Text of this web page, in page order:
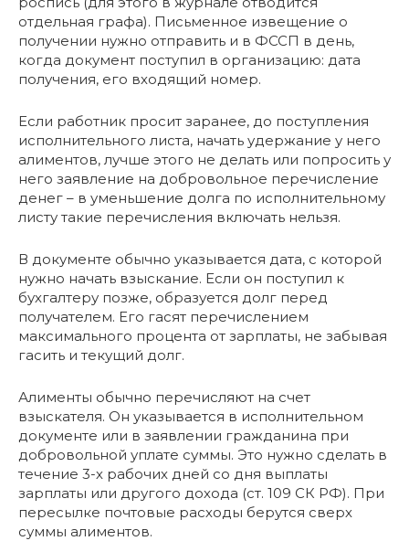
отдельная графа). Письменное извещение о
получении нужно отправить и в ФССП в день,
когда документ поступил в организацию: дата
получения, его входящий номер.
Если работник просит заранее, до поступления
исполнительного листа, начать удержание у него
алиментов, лучше этого не делать или попросить у
него заявление на добровольное перечисление
денег – в уменьшение долга по исполнительному
листу такие перечисления включать нельзя.
В документе обычно указывается дата, с которой
нужно начать взыскание. Если он поступил к
бухгалтеру позже, образуется долг перед
получателем. Его гасят перечислением
максимального процента от зарплаты, не забывая
гасить и текущий долг.
Алименты обычно перечисляют на счет
взыскателя. Он указывается в исполнительном
документе или в заявлении гражданина при
добровольной уплате суммы. Это нужно сделать в
течение 3-х рабочих дней со дня выплаты
зарплаты или другого дохода (ст. 109 СК РФ). При
пересылке почтовые расходы берутся сверх
суммы алиментов.